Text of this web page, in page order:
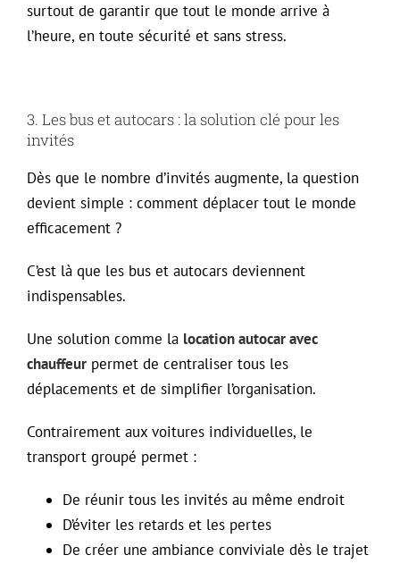
surtout de garantir que tout le monde arrive à
l’heure, en toute sécurité et sans stress.
3. Les bus et autocars : la solution clé pour les
invités
Dès que le nombre d’invités augmente, la question
devient simple : comment déplacer tout le monde
efficacement ?
C’est là que les bus et autocars deviennent
indispensables.
Une solution comme la location autocar avec
chauffeur permet de centraliser tous les
déplacements et de simplifier l’organisation.
Contrairement aux voitures individuelles, le
transport groupé permet :
De réunir tous les invités au même endroit
D’éviter les retards et les pertes
De créer une ambiance conviviale dès le trajet